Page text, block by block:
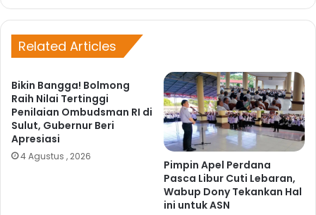
sit bo
Related Articles
Bikin Bangga! Bolmong
Raih Nilai Tertinggi
Penilaian Ombudsman RI di
Sulut, Gubernur Beri
Apresiasi
4 Agustus , 2026
Pimpin Apel Perdana
Pasca Libur Cuti Lebaran,
Wabup Dony Tekankan Hal
ini untuk ASN